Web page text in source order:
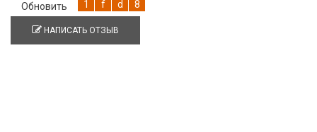
Обновить
НАПИСАТЬ ОТЗЫВ